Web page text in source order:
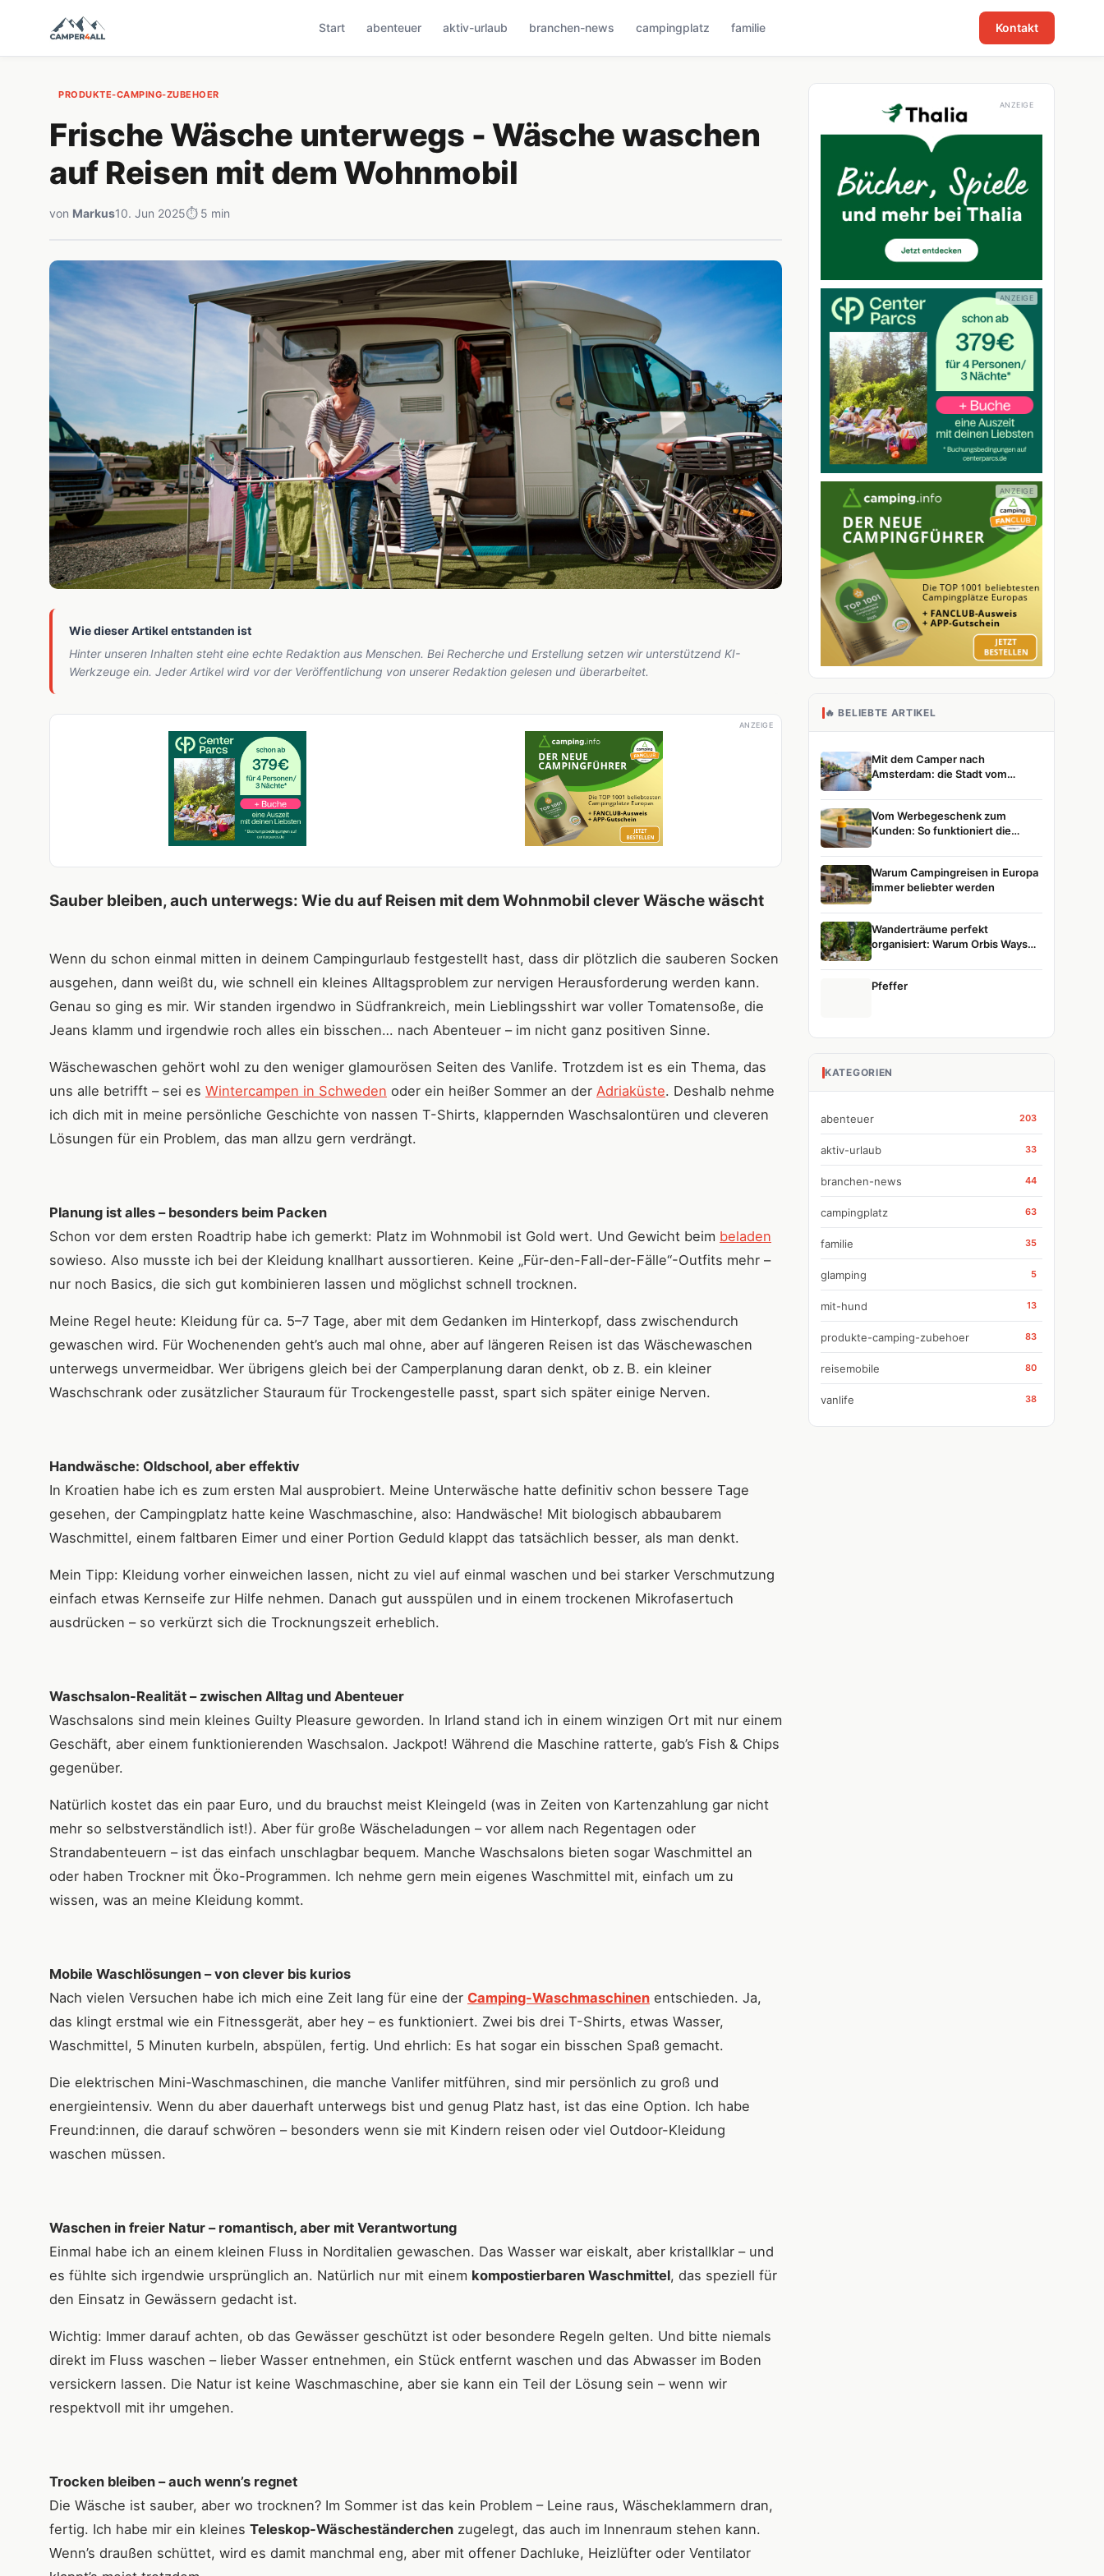
Start abenteuer aktiv-urlaub branchen-news campingplatz familie Kontakt
PRODUKTE-CAMPING-ZUBEHOER
Frische Wäsche unterwegs - Wäsche waschen
auf Reisen mit dem Wohnmobil
von Markus10. Jun 2025⏱ 5 min
Wie dieser Artikel entstanden ist
Hinter unseren Inhalten steht eine echte Redaktion aus Menschen. Bei Recherche und Erstellung setzen wir unterstützend KI-
Werkzeuge ein. Jeder Artikel wird vor der Veröffentlichung von unserer Redaktion gelesen und überarbeitet.
ANZEIGE
Sauber bleiben, auch unterwegs: Wie du auf Reisen mit dem Wohnmobil clever Wäsche wäscht
Wenn du schon einmal mitten in deinem Campingurlaub festgestellt hast, dass dir plötzlich die sauberen Socken
ausgehen, dann weißt du, wie schnell ein kleines Alltagsproblem zur nervigen Herausforderung werden kann.
Genau so ging es mir. Wir standen irgendwo in Südfrankreich, mein Lieblingsshirt war voller Tomatensoße, die
Jeans klamm und irgendwie roch alles ein bisschen… nach Abenteuer – im nicht ganz positiven Sinne.
Wäschewaschen gehört wohl zu den weniger glamourösen Seiten des Vanlife. Trotzdem ist es ein Thema, das
uns alle betrifft – sei es Wintercampen in Schweden oder ein heißer Sommer an der Adriaküste. Deshalb nehme
ich dich mit in meine persönliche Geschichte von nassen T-Shirts, klappernden Waschsalontüren und cleveren
Lösungen für ein Problem, das man allzu gern verdrängt.
Planung ist alles – besonders beim Packen
Schon vor dem ersten Roadtrip habe ich gemerkt: Platz im Wohnmobil ist Gold wert. Und Gewicht beim beladen
sowieso. Also musste ich bei der Kleidung knallhart aussortieren. Keine „Für-den-Fall-der-Fälle“-Outfits mehr –
nur noch Basics, die sich gut kombinieren lassen und möglichst schnell trocknen.
Meine Regel heute: Kleidung für ca. 5–7 Tage, aber mit dem Gedanken im Hinterkopf, dass zwischendurch
gewaschen wird. Für Wochenenden geht’s auch mal ohne, aber auf längeren Reisen ist das Wäschewaschen
unterwegs unvermeidbar. Wer übrigens gleich bei der Camperplanung daran denkt, ob z. B. ein kleiner
Waschschrank oder zusätzlicher Stauraum für Trockengestelle passt, spart sich später einige Nerven.
Handwäsche: Oldschool, aber effektiv
In Kroatien habe ich es zum ersten Mal ausprobiert. Meine Unterwäsche hatte definitiv schon bessere Tage
gesehen, der Campingplatz hatte keine Waschmaschine, also: Handwäsche! Mit biologisch abbaubarem
Waschmittel, einem faltbaren Eimer und einer Portion Geduld klappt das tatsächlich besser, als man denkt.
Mein Tipp: Kleidung vorher einweichen lassen, nicht zu viel auf einmal waschen und bei starker Verschmutzung
einfach etwas Kernseife zur Hilfe nehmen. Danach gut ausspülen und in einem trockenen Mikrofasertuch
ausdrücken – so verkürzt sich die Trocknungszeit erheblich.
Waschsalon-Realität – zwischen Alltag und Abenteuer
Waschsalons sind mein kleines Guilty Pleasure geworden. In Irland stand ich in einem winzigen Ort mit nur einem
Geschäft, aber einem funktionierenden Waschsalon. Jackpot! Während die Maschine ratterte, gab’s Fish & Chips
gegenüber.
Natürlich kostet das ein paar Euro, und du brauchst meist Kleingeld (was in Zeiten von Kartenzahlung gar nicht
mehr so selbstverständlich ist!). Aber für große Wäscheladungen – vor allem nach Regentagen oder
Strandabenteuern – ist das einfach unschlagbar bequem. Manche Waschsalons bieten sogar Waschmittel an
oder haben Trockner mit Öko-Programmen. Ich nehme gern mein eigenes Waschmittel mit, einfach um zu
wissen, was an meine Kleidung kommt.
Mobile Waschlösungen – von clever bis kurios
Nach vielen Versuchen habe ich mich eine Zeit lang für eine der Camping-Waschmaschinen entschieden. Ja,
das klingt erstmal wie ein Fitnessgerät, aber hey – es funktioniert. Zwei bis drei T-Shirts, etwas Wasser,
Waschmittel, 5 Minuten kurbeln, abspülen, fertig. Und ehrlich: Es hat sogar ein bisschen Spaß gemacht.
Die elektrischen Mini-Waschmaschinen, die manche Vanlifer mitführen, sind mir persönlich zu groß und
energieintensiv. Wenn du aber dauerhaft unterwegs bist und genug Platz hast, ist das eine Option. Ich habe
Freund:innen, die darauf schwören – besonders wenn sie mit Kindern reisen oder viel Outdoor-Kleidung
waschen müssen.
Waschen in freier Natur – romantisch, aber mit Verantwortung
Einmal habe ich an einem kleinen Fluss in Norditalien gewaschen. Das Wasser war eiskalt, aber kristallklar – und
es fühlte sich irgendwie ursprünglich an. Natürlich nur mit einem kompostierbaren Waschmittel, das speziell für
den Einsatz in Gewässern gedacht ist.
Wichtig: Immer darauf achten, ob das Gewässer geschützt ist oder besondere Regeln gelten. Und bitte niemals
direkt im Fluss waschen – lieber Wasser entnehmen, ein Stück entfernt waschen und das Abwasser im Boden
versickern lassen. Die Natur ist keine Waschmaschine, aber sie kann ein Teil der Lösung sein – wenn wir
respektvoll mit ihr umgehen.
Trocken bleiben – auch wenn’s regnet
Die Wäsche ist sauber, aber wo trocknen? Im Sommer ist das kein Problem – Leine raus, Wäscheklammern dran,
fertig. Ich habe mir ein kleines Teleskop-Wäscheständerchen zugelegt, das auch im Innenraum stehen kann.
Wenn’s draußen schüttet, wird es damit manchmal eng, aber mit offener Dachluke, Heizlüfter oder Ventilator
🔥 BELIEBTE ARTIKEL
Mit dem Camper nach
Amsterdam: die Stadt vom
Vom Werbegeschenk zum
Kunden: So funktioniert die
Warum Campingreisen in Europa
immer beliebter werden
Wanderträume perfekt
organisiert: Warum Orbis Ways
Pfeffer
KATEGORIEN
abenteuer 203
aktiv-urlaub 33
branchen-news 44
campingplatz 63
familie 35
glamping 5
mit-hund 13
produkte-camping-zubehoer 83
reisemobile 80
vanlife 38